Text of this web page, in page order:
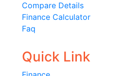
Compare Details
Finance Calculator
Faq
Quick Link